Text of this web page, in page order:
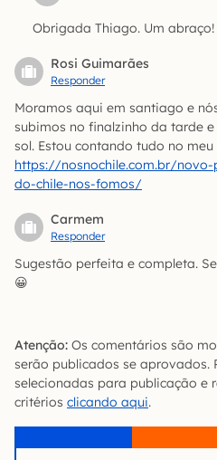
Obrigada Thiago. Um abraço!
Rosi Guimarães
Responder
Moramos aqui em santiago e
subimos no finalzinho da tarde
sol. Estou contando tudo no meu
https://nosnochile.com.br/
do-chile-nos-fomos/
Carmem
Responder
Sugestão perfeita e completa.
😀
Atenção: Os comentários são
serão publicados se aprovados.
selecionadas para publicação e
critérios clicando aqui.